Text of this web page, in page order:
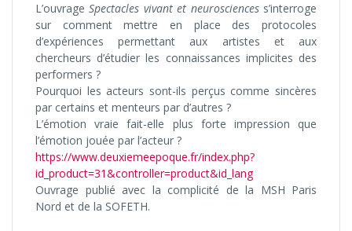
L’ouvrageSpectacles vivant et neurosciencess’interroge
sur comment mettre en place des protocoles
d’expériences permettant aux artistes et aux
chercheurs d’étudier les connaissances implicites des
performers ?
Pourquoi les acteurs sont-ils perçus comme sincères
par certains et menteurs par d’autres ?
L’émotion vraie fait-elle plus forte impression que
l’émotion jouée par l’acteur ?
https://www.deuxiemeepoque.fr/index.php?
id_product=31&controller=product&id_lang
Ouvrage publié avec la complicité de la MSH Paris
Nord et de la SOFETH.